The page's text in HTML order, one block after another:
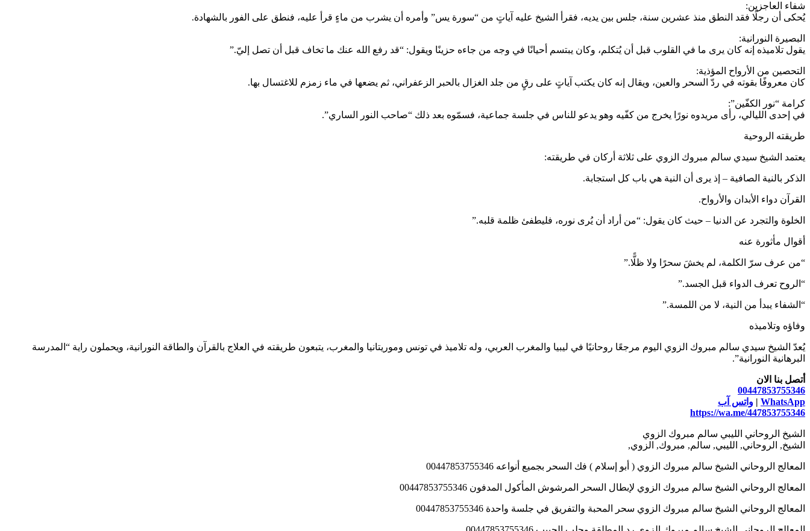
شفاء العاجزين:
يُحكى أن رجلًا فقد النطق منذ عشرين سنة، جلس بين يديه، فقرأ الشيخ عليه آياتٍ من “سورة يس” وأمره أن يشرب من ماءٍ قرأ عليه، فنطق على الفور بالشهادة.
البصيرة النورانية:
يقول تلاميذه إنه كان يرى ما في القلوب قبل أن يُتكلم، وكان يبتسم أحيانًا في وجه من جاءه حزينًا ويقول: “قد رفع الله عنك ما تخاف قبل أن تصل إليّ.”
التحصين من الأرواح المؤذية:
كان معروفًا بقوته في ردّ السحر والعين، ويقال إنه كان يكتب آياتٍ على رقٍ من جلد الغزال بالحبر الزعفراني، ثم يضعها في ماء زمزم للاغتسال بها.
كرامة “نور الكفّين”:
في إحدى الليالي، رأى مريدوه نورًا يخرج من كفّيه وهو يدعو للناس في جلسة جماعية، فسمّوه بعد ذلك “صاحب النور الساري”.
طريقته الروحية
يعتمد الشيخ سيدي سالم مبروك الزوي على ثلاثة أركان في طريقته:
الذكر بالنية الصافية – إذ يرى أن النية هي باب كل استجابة.
القرآن دواء الأبدان والأرواح.
الخلوة والتجرد عن الدنيا – حيث كان يقول: “من أراد أن يُرى نوره، فليطفئ ظلمة قلبه.”
أقوال مأثورة عنه
“من عرف سرّ الكلمة، لم يخشَ سحرًا ولا ظلًّا.”
“الروح تعرف الدواء قبل الجسد.”
“الشفاء يبدأ من النية، لا من اللمسة.”
وفاؤه وتلاميذه
يُعدّ الشيخ سيدي سالم مبروك الزوي اليوم مرجعًا روحانيًا في ليبيا والمغرب العربي، وله تلاميذ في تونس وموريتانيا والمغرب، يتبعون طريقته في العلاج بالقرآن والطاقة النورانية، ويحملون راية “المدرسة
البرهانية النورانية”.
أتصل بنا الان
00447853755346
WhatsApp
| واتس آب
https://wa.me/447853755346
الشيخ الروحاني الليبي سالم مبروك الزوي
الشيخ, الروحاني, الليبي, سالم, مبروك, الزوي,
المعالج الروحاني الشيخ سالم مبروك الزوي ( أبو إسلام ) فك السحر بجميع أنواعه 00447853755346
المعالج الروحاني الشيخ سالم مبروك الزوي لإبطال السحر المرشوش المأكول المدفون 00447853755346
المعالج الروحاني الشيخ سالم مبروك الزوي سحر المحبة والتفريق في جلسة واحدة 00447853755346